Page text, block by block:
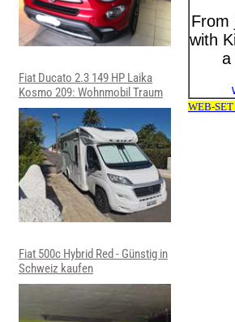
Fiat Ducato 2.3 149 HP Laika
Kosmo 209: Wohnmobil Traum
Fiat 500c Hybrid Red - Günstig in
Schweiz kaufen